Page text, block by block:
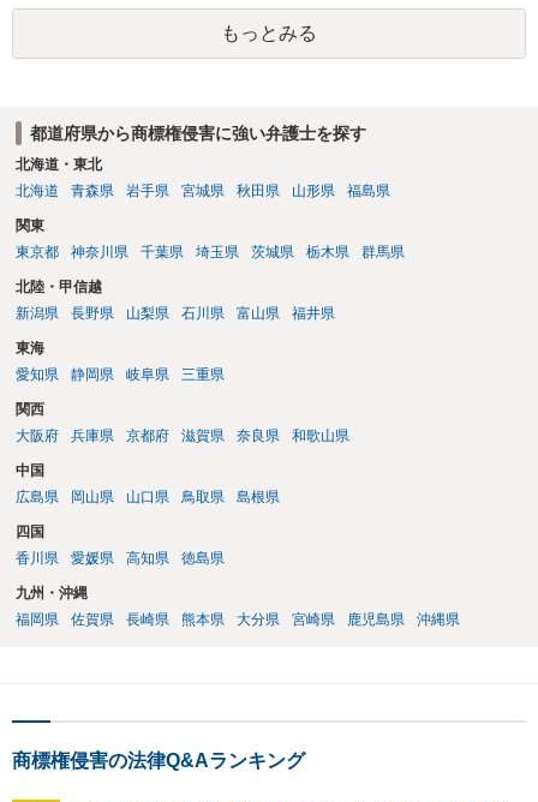
もっとみる
都道府県から商標権侵害に強い弁護士を探す
北海道・東北
北海道
青森県 岩手県 宮城県 秋田県 山形県 福島県
関東
東京都
神奈川県 千葉県 埼玉県 茨城県 栃木県 群馬県
北陸・甲信越
新潟県
長野県 山梨県 石川県 富山県 福井県
東海
愛知県
静岡県 岐阜県 三重県
関西
大阪府
兵庫県 京都府 滋賀県 奈良県 和歌山県
中国
広島県
岡山県 山口県 鳥取県 島根県
四国
香川県
愛媛県 高知県 徳島県
九州・沖縄
福岡県
佐賀県 長崎県 熊本県 大分県 宮崎県 鹿児島県 沖縄県
商標権侵害の法律Q&Aランキング